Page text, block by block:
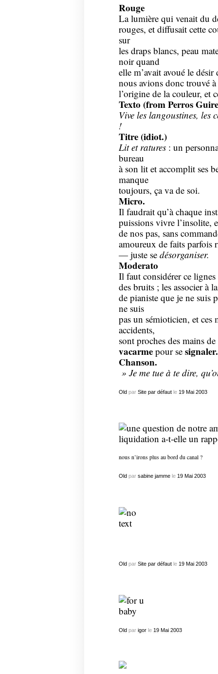
Rouge
La lumière qui venait du
rouges, et diffusait cette
sur
les draps blancs, peau
noir quand
elle m’avait avoué le
nous avions donc trouvé
l’origine de la couleur, et
Texto (from Perros
Vive les langoustines, les
!
Titre (idiot.)
Lit et ratures : un
bureau
à son lit et accomplit ses
manque
toujours, ça va de soi.
Micro.
Il faudrait qu’à chaque
puissions vivre l’insolite,
de nos pas, sans
amoureux de faits parfois
— juste se désorganiser.
Moderato
Il faut considérer ce lignes
des bruits ; les associer à
de pianiste que je ne suis
ne suis
pas un sémioticien, et ces
accidents,
sont proches des mains
vacarmepour se signaler.
Chanson.
» Je me tue à te dire,
Oldpar Site par défautle 19 Mai 2003
nous n’irons plus au bord du canal ?
Old par sabine jammele 19 Mai 2003
Oldpar Site par défautle 19 Mai 2003
Oldpar igorle 19 Mai 2003